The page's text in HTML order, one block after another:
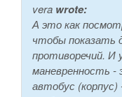
vera wrote:
А это как
чтобы показать
противоречий.
маневренность -
автобус